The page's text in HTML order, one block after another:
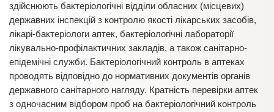
здійснюють бактеріологічні відділи обласних (місцевих)
державних інспекцій з контролю якості лікарських засобів,
лікарі-бактеріологи аптек, бактеріологічні лабораторії
лікувально-профілактичних закладів, а також санітарно-
епідемічні служби. Бактеріологічний контроль в аптеках
проводять відповідно до нормативних документів органів
державного санітарного нагляду. Кратність перевірки аптек
з одночасним відбором проб на бактеріологічний контроль